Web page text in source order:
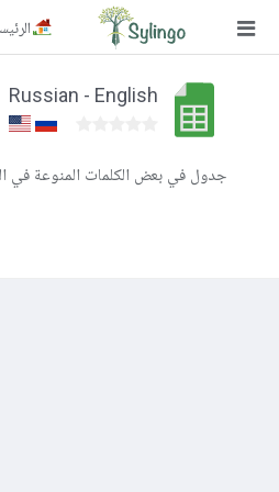
الصفحة الرئيسية
Russian - English
جدول في بعض الكلمات المنوعة في